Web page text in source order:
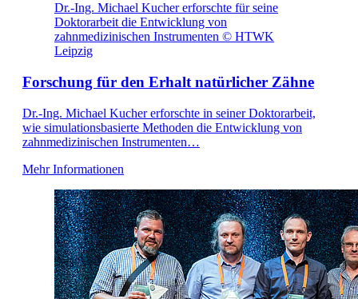
Dr.-Ing. Michael Kucher erforschte für seine
Doktorarbeit die Entwicklung von
zahnmedizinischen Instrumenten © HTWK
Leipzig
Forschung für den Erhalt natürlicher Zähne
Dr.-Ing. Michael Kucher erforschte in seiner Doktorarbeit,
wie simulationsbasierte Methoden die Entwicklung von
zahnmedizinischen Instrumenten…
Mehr Informationen